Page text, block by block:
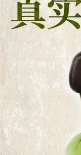
居家生活
日本購物 電